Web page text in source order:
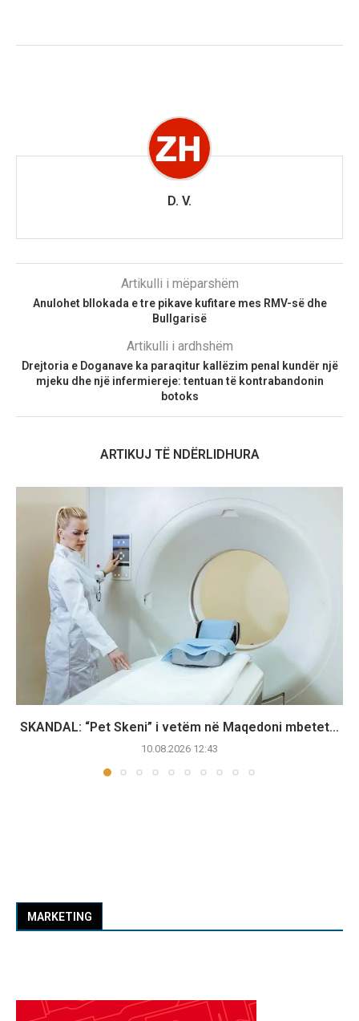
D. V.
Artikulli i mëparshëm
Anulohet bllokada e tre pikave kufitare mes RMV-së dhe
Bullgarisë
Artikulli i ardhshëm
Drejtoria e Doganave ka paraqitur kallëzim penal kundër një
mjeku dhe një infermiereje: tentuan të kontrabandonin
botoks
ARTIKUJ TË NDËRLIDHURA
SKANDAL: “Pet Skeni” i vetëm në Maqedoni mbetet...
10.08.2026 12:43
MARKETING